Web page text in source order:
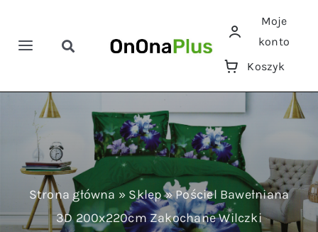
zawartości
Toggle
Pościele
Ręczniki
Koce
Toggle
Moje
konto
Koszyk
Strona główna » Sklep»Pościel Bawełniana
3D 200x220cm Zakochane Wilczki